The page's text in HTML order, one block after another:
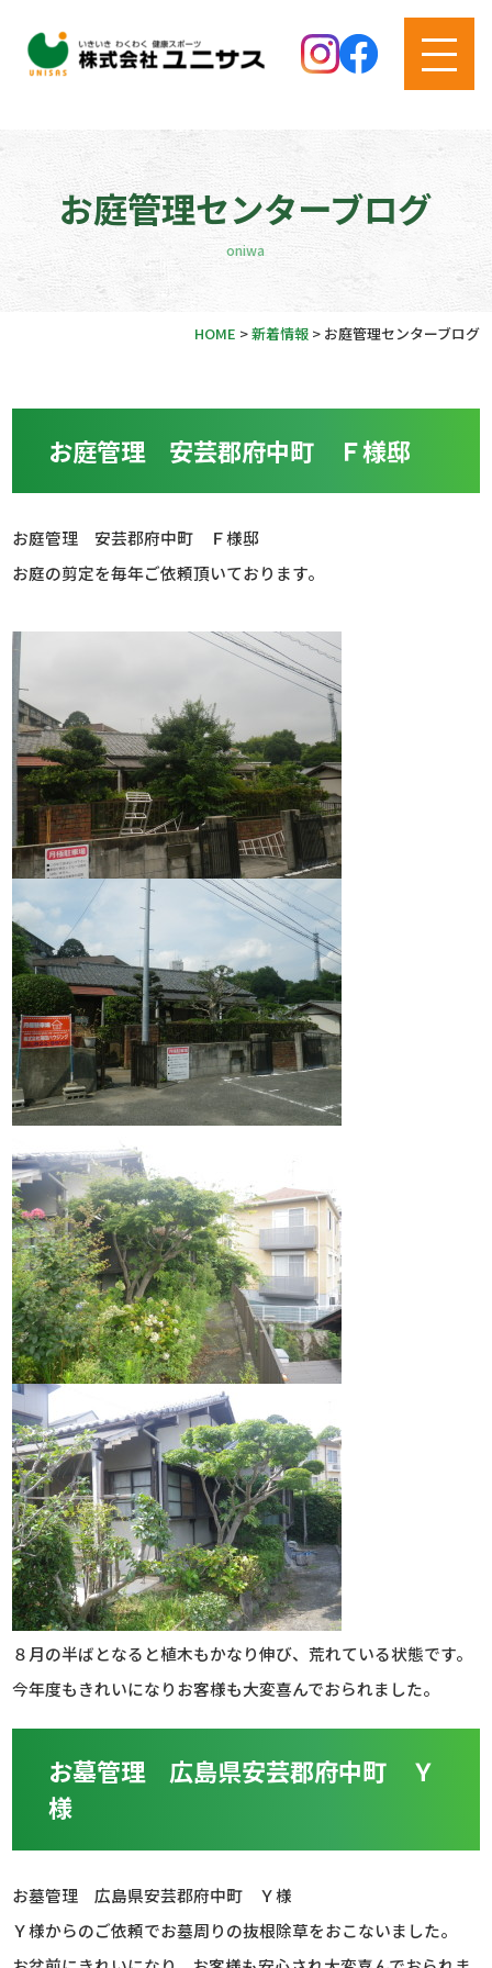
お庭管理センターブログ
oniwa
HOME >新着情報> お庭管理センターブログ
お庭管理 安芸郡府中町 Ｆ様邸
お庭管理 安芸郡府中町 Ｆ様邸
お庭の剪定を毎年ご依頼頂いております。
８月の半ばとなると植木もかなり伸び、荒れている状態です。
今年度もきれいになりお客様も大変喜んでおられました。
お墓管理 広島県安芸郡府中町 Ｙ
様
お墓管理 広島県安芸郡府中町 Ｙ様
Ｙ様からのご依頼でお墓周りの抜根除草をおこないました。